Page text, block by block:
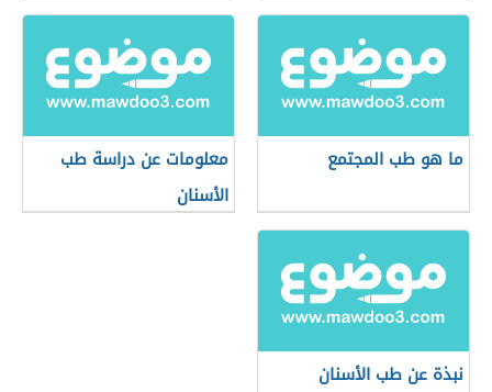
ما هو طب المجتمع
معلومات عن دراسة طب
الأسنان
نبذة عن طب الأسنان